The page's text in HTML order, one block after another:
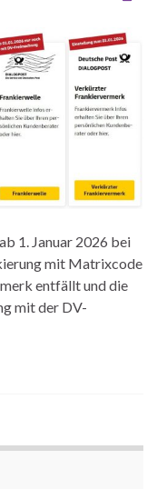
1. Januar 2026 bei
mit Matrixcode
entfällt und die
mit der DV-